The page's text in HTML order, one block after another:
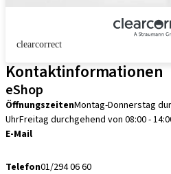
clearcorrect
Kontaktinformationen
eShop
ÖffnungszeitenMontag-Donnerstag
UhrFreitag durchgehend von 08:00 -
E-Mail
Telefon01/294 06 60